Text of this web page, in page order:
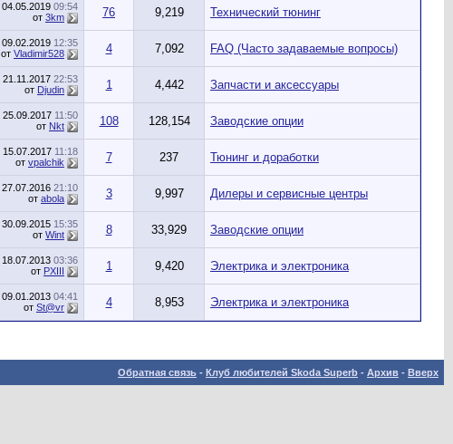
04.05.2019 09:54
от 3km 76 9,219 Технический тюнинг
09.02.2019 12:35
от Vladimir528 4 7,092 FAQ (Часто задаваемые вопросы)
21.11.2017 22:53
от Djudin 1 4,442 Запчасти и аксессуары
25.09.2017 11:50
от Nkt 108 128,154 Заводские опции
15.07.2017 11:18
от vpalchik 7 237 Тюнинг и доработки
27.07.2016 21:10
от abola 3 9,997 Дилеры и сервисные центры
30.09.2015 15:35
от Wint 8 33,929 Заводские опции
18.07.2013 03:36
от PXIII 1 9,420 Электрика и электроника
09.01.2013 04:41
от St@vr 4 8,953 Электрика и электроника
Обратная связь - Клуб любителей Skoda Superb - Архив - Вверх